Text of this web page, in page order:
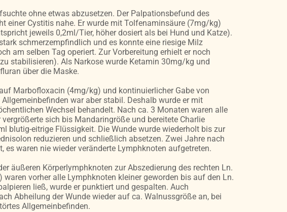
ohne etwas abzusetzen. Der Palpationsbefund des
einer Cystitis nahe. Er wurde mit Tolfenaminsäure (7mg/kg)
jeweils 0,2ml/Tier, höher dosiert als bei Hund und Katze).
schmerzempfindlich und es konnte eine riesige Milz
am selben Tag operiert. Zur Vorbereitung erhielt er noch
stabilisieren). Als Narkose wurde Ketamin 30mg/kg und
über die Maske.
Marbofloxacin (4mg/kg) und kontinuierlicher Gabe von
war aber stabil. Deshalb wurde er mit
Wechsel behandelt. Nach ca. 3 Monaten waren alle
sich bis Mandaringröße und bereitete Charlie
blutig-eitrige Flüssigkeit. Die Wunde wurde wiederholt bis zur
reduzieren und schließlich absetzen. Zwei Jahre nach
waren nie wieder veränderte Lymphknoten aufgetreten.
äußeren Körperlymphknoten zur Abszedierung des rechten Ln.
vorher alle Lymphknoten kleiner geworden bis auf den Ln.
ließ, wurde er punktiert und gespalten. Auch
Abheilung der Wunde wieder auf ca. Walnussgröße an, bei
Allgemeinbefinden.